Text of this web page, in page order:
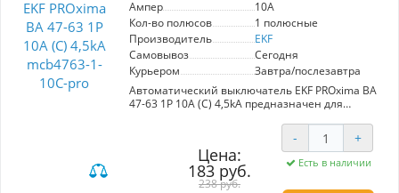
минимизирует риск возгораний.
- **Универсальность**: Подходит для
различных типов зданий и систем.
Этот выключатель станет незаменимым
элементом в ситуациях, требующих надежной
защиты электросетей, особенно в условиях
высокой нагрузки.
Ампер
10A
Кол-во полюсов
1 полюсные
Производитель
EKF
Самовывоз
Сегодня
Курьером
Завтра/послезавтра
Автоматический выключатель EKF PROxima ВА
47-63 1P 10А (С) 4,5kA предназначен для
короткого замыкания. Идеален для
использования в административных,
промышленных и жилых зданиях.
Обеспечивает надежное управление
электрическими участками. Номинальный ток:
Цена:
183 руб.
238 руб.
- +
Есть в наличии